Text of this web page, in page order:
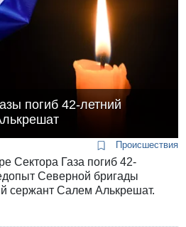
погиб 42-летний
Происшествия
Сектора Газа погиб 42-
Северной бригады
сержант Салем Алькрешат.